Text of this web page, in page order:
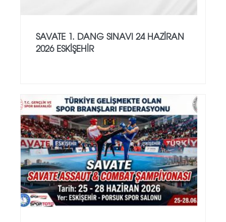
SAVATE 1. DANG SINAVI 24 HAZİRAN
2026 ESKİŞEHİR